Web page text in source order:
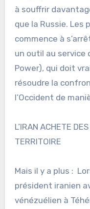
à souffrir
que la Russie. Les
commence à
un outil au service
Power), qui doit
résoudre la
l’Occident de
L’IRAN ACHETE
TERRITOIRE
Mais il y a plus :
président iranien
vénézuélien à